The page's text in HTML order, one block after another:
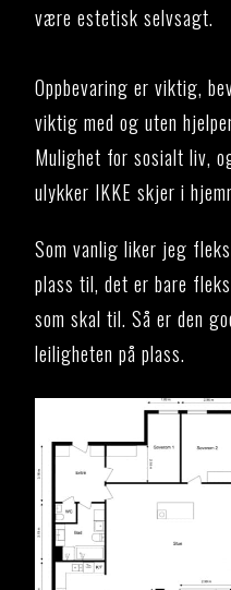
være estetisk selvsagt.
Oppbevaring er viktig,
viktig med og uten
Mulighet for sosialt liv,
ulykker IKKE skjer i
Som vanlig liker jeg
plass til, det er bare
som skal til. Så er den
leiligheten på plass.